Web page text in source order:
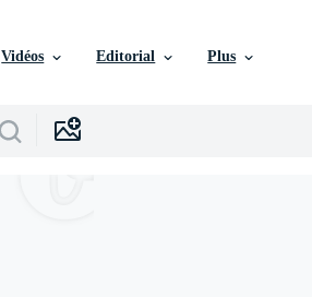
Vidéos Editorial Plus